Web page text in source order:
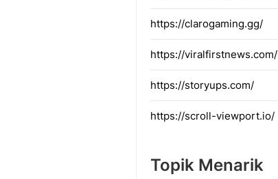
https://clarogaming.gg/
https://viralfirstnews.com/
https://storyups.com/
https://scroll-viewport.io/
Topik Menarik